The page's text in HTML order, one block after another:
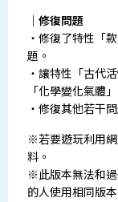
｜修復問題
・修復了特性「
題。
・讓特性「古代
「化學變化氣體
・修復其他若干問
※若要遊玩利用
料。
※此版本無法和
的人使用相同版